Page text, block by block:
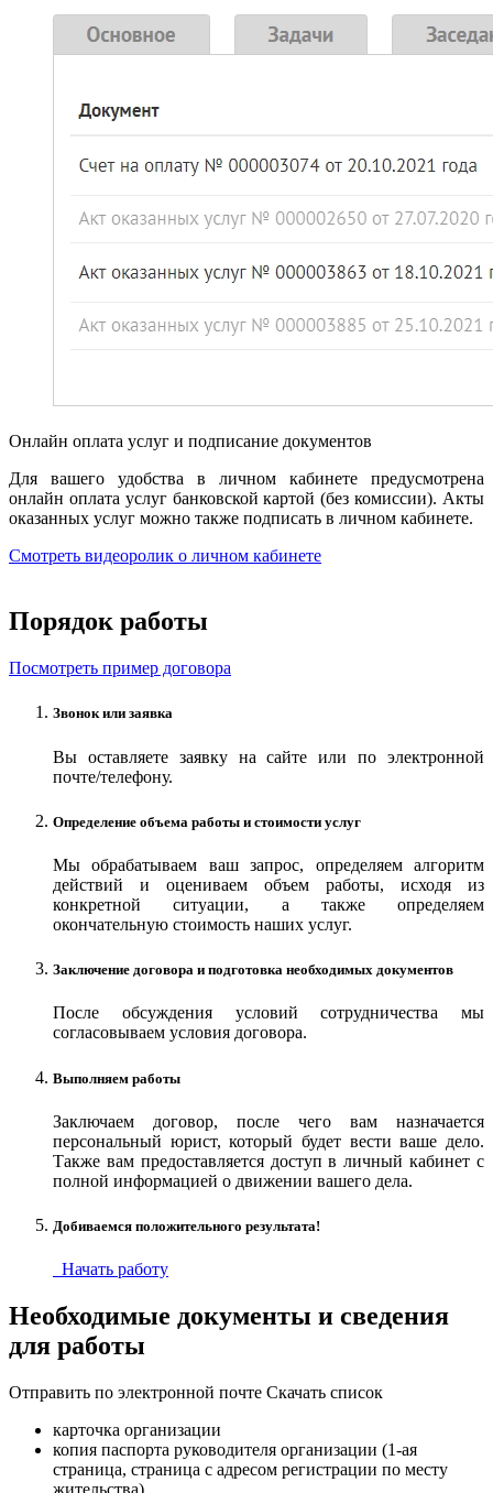
Онлайн оплата услуг и подписание документов
Для вашего удобства в личном кабинете предусмотрена
онлайн оплата услуг банковской картой (без комиссии). Акты
оказанных услуг можно также подписать в личном кабинете.
Смотреть видеоролик о личном кабинете
Порядок работы
Посмотреть пример договора
Звонок или заявка
Вы оставляете заявку на сайте или по электронной
почте/телефону.
Определение объема работы и стоимости услуг
Мы обрабатываем ваш запрос, определяем алгоритм
действий и оцениваем объем работы, исходя из
конкретной ситуации, а также определяем
окончательную стоимость наших услуг.
Заключение договора и подготовка необходимых документов
После обсуждения условий сотрудничества мы
согласовываем условия договора.
Выполняем работы
Заключаем договор, после чего вам назначается
персональный юрист, который будет вести ваше дело.
Также вам предоставляется доступ в личный кабинет с
полной информацией о движении вашего дела.
Добиваемся положительного результата!
Начать работу
Необходимые документы и сведения
для работы
Отправить по электронной почте Скачать список
карточка организации
копия паспорта руководителя организации (1-ая
страница, страница с адресом регистрации по месту
жительства)